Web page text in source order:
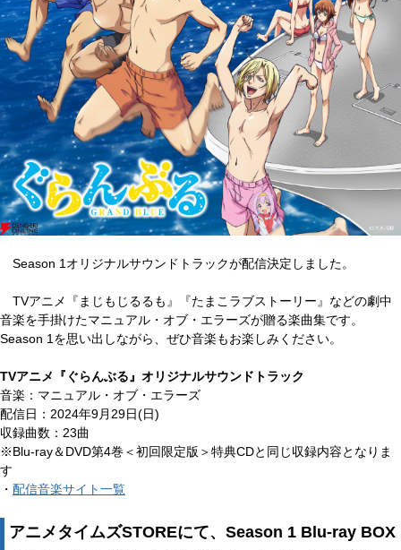
Season 1オリジナルサウンドトラックが配信決定しました。
TVアニメ『まじもじるるも』『たまこラブストーリー』などの劇中
音楽を手掛けたマニュアル・オブ・エラーズが贈る楽曲集です。
Season 1を思い出しながら、ぜひ音楽もお楽しみください。
TVアニメ『ぐらんぶる』オリジナルサウンドトラック
音楽：マニュアル・オブ・エラーズ
配信日：2024年9月29日(日)
収録曲数：23曲
※Blu-ray＆DVD第4巻＜初回限定版＞特典CDと同じ収録内容となりま
す
・ 配信音楽サイト一覧
アニメタイムズSTOREにて、Season 1 Blu-ray BOX